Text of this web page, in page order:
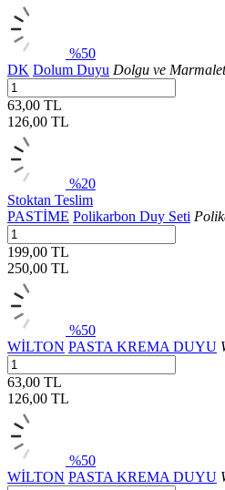
%50
DK Dolum Duyu Dolgu ve
63,00 TL
126,00 TL
%20
Stoktan Teslim
PASTİME Polikarbon Duy Seti
199,00 TL
250,00 TL
%50
WİLTON PASTA KREMA DUYU
63,00 TL
126,00 TL
%50
WİLTON PASTA KREMA DUYU